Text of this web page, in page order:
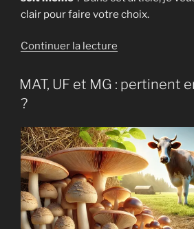
clair pour faire votre choix.
Continuer la lecture
acheter
substrat
à
champignons
? »
MAT, UF et MG : pertinent
?